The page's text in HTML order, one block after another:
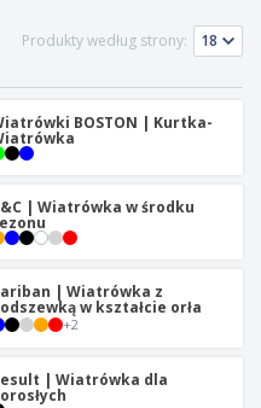
Produkty według strony:
BOSTON | Kurtka-
| Wiatrówka w środku
| Wiatrówka z
w kształcie orła
+2
| Wiatrówka dla